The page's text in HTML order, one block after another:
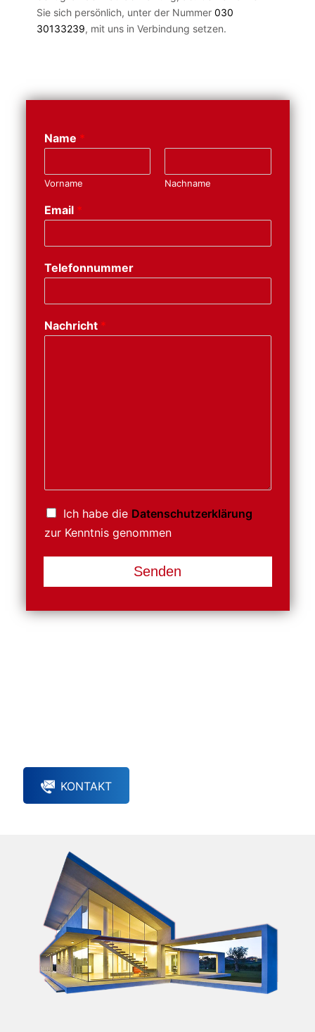
Sie sich persönlich, unter der Nummer 030
30133239, mit uns in Verbindung setzen.
Name *
Vorname Nachname
Email *
Telefonnummer
Nachricht *
Ich habe die Datenschutzerklärung
zur Kenntnis genommen
Senden
KONTAKT